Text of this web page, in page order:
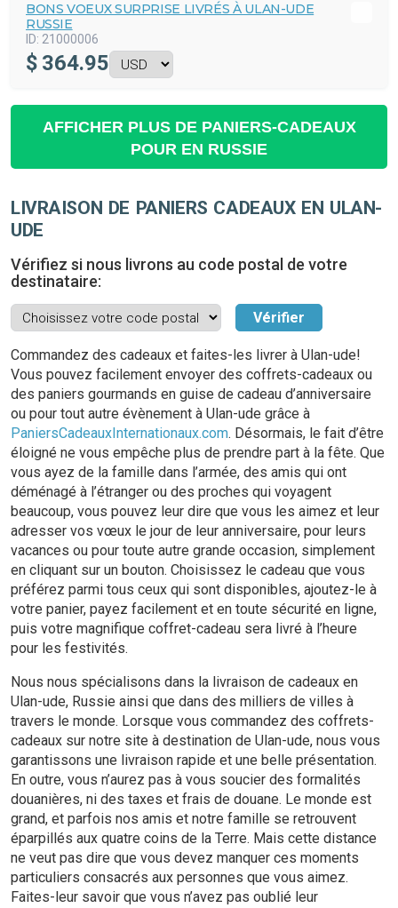
BONS VOEUX SURPRISE LIVRÉS À ULAN-UDE
RUSSIE
ID: 21000006
$ 364.95
AFFICHER PLUS DE PANIERS-CADEAUX
POUR EN RUSSIE
LIVRAISON DE PANIERS CADEAUX EN ULAN-
UDE
Vérifiez si nous livrons au code postal de votre
destinataire:
Commandez des cadeaux et faites-les livrer à Ulan-ude!
Vous pouvez facilement envoyer des coffrets-cadeaux ou
des paniers gourmands en guise de cadeau d’anniversaire
ou pour tout autre évènement à Ulan-ude grâce à
PaniersCadeauxInternationaux.com. Désormais, le fait d’être
éloigné ne vous empêche plus de prendre part à la fête. Que
vous ayez de la famille dans l’armée, des amis qui ont
déménagé à l’étranger ou des proches qui voyagent
beaucoup, vous pouvez leur dire que vous les aimez et leur
adresser vos vœux le jour de leur anniversaire, pour leurs
vacances ou pour toute autre grande occasion, simplement
en cliquant sur un bouton. Choisissez le cadeau que vous
préférez parmi tous ceux qui sont disponibles, ajoutez-le à
votre panier, payez facilement et en toute sécurité en ligne,
puis votre magnifique coffret-cadeau sera livré à l’heure
pour les festivités.
Nous nous spécialisons dans la livraison de cadeaux en
Ulan-ude, Russie ainsi que dans des milliers de villes à
travers le monde. Lorsque vous commandez des coffrets-
cadeaux sur notre site à destination de Ulan-ude, nous vous
garantissons une livraison rapide et une belle présentation.
En outre, vous n’aurez pas à vous soucier des formalités
douanières, ni des taxes et frais de douane. Le monde est
grand, et parfois nos amis et notre famille se retrouvent
éparpillés aux quatre coins de la Terre. Mais cette distance
ne veut pas dire que vous devez manquer ces moments
particuliers consacrés aux personnes que vous aimez.
Faites-leur savoir que vous n’avez pas oublié leur